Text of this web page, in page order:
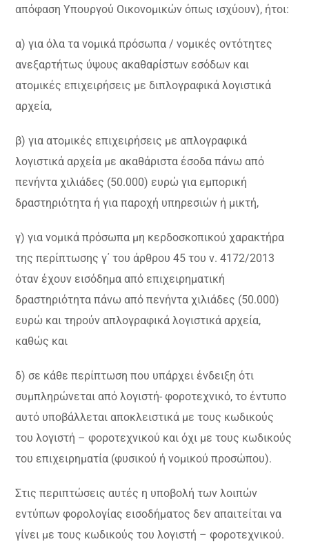
απόφαση Υπουργού Οικονομικών όπως ισχύουν), ήτοι:
α) για όλα τα νομικά πρόσωπα / νομικές οντότητες
ανεξαρτήτως ύψους ακαθαρίστων εσόδων και
ατομικές επιχειρήσεις με διπλογραφικά λογιστικά
αρχεία,
β) για ατομικές επιχειρήσεις με απλογραφικά
λογιστικά αρχεία με ακαθάριστα έσοδα πάνω από
πενήντα χιλιάδες (50.000) ευρώ για εμπορική
δραστηριότητα ή για παροχή υπηρεσιών ή μικτή,
γ) για νομικά πρόσωπα μη κερδοσκοπικού χαρακτήρα
της περίπτωσης γ΄ του άρθρου 45 του ν. 4172/2013
όταν έχουν εισόδημα από επιχειρηματική
δραστηριότητα πάνω από πενήντα χιλιάδες (50.000)
ευρώ και τηρούν απλογραφικά λογιστικά αρχεία,
καθώς και
δ) σε κάθε περίπτωση που υπάρχει ένδειξη ότι
συμπληρώνεται από λογιστή- φοροτεχνικό, το έντυπο
αυτό υποβάλλεται αποκλειστικά με τους κωδικούς
του λογιστή – φοροτεχνικού και όχι με τους κωδικούς
του επιχειρηματία (φυσικού ή νομικού προσώπου).
Στις περιπτώσεις αυτές η υποβολή των λοιπών
εντύπων φορολογίας εισοδήματος δεν απαιτείται να
γίνει με τους κωδικούς του λογιστή – φοροτεχνικού.